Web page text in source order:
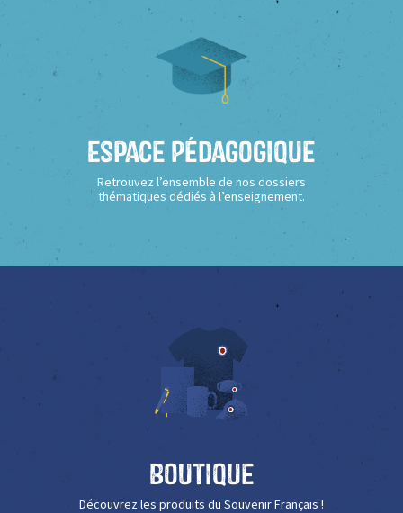
Espace Pédagogique
Retrouvez l’ensemble de nos dossiers
thématiques dédiés à l’enseignement.
Boutique
Découvrez les produits du Souvenir Français !